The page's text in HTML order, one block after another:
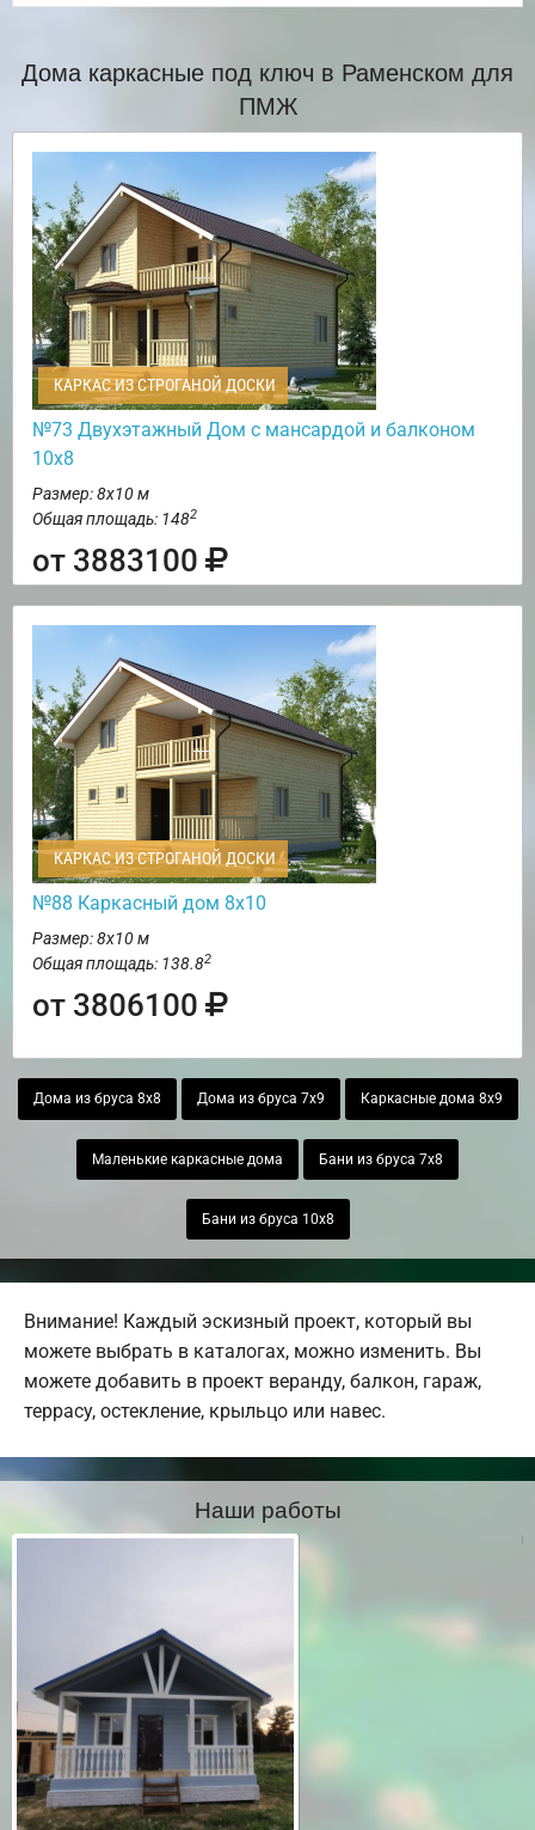
Дома каркасные под ключ в Раменском для
ПМЖ
КАРКАС ИЗ СТРОГАНОЙ ДОСКИ
№73 Двухэтажный Дом с мансардой и балконом
10х8
Размер: 8х10 м
Общая площадь: 1482
от 3883100
КАРКАС ИЗ СТРОГАНОЙ ДОСКИ
№88 Каркасный дом 8х10
Размер: 8х10 м
Общая площадь: 138.82
от 3806100
Дома из бруса 8х8 Дома из бруса 7х9 Каркасные дома 8х9
Маленькие каркасные дома Бани из бруса 7х8
Бани из бруса 10х8
Внимание! Каждый эскизный проект, который вы
можете выбрать в каталогах, можно изменить. Вы
можете добавить в проект веранду, балкон, гараж,
террасу, остекление, крыльцо или навес.
Наши работы